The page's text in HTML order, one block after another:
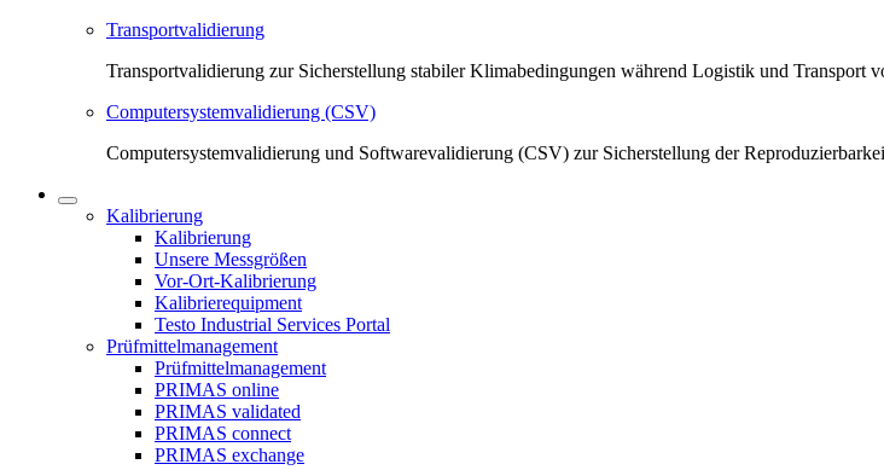
Transportvalidierung
Transportvalidierung zur Sicherstellung stabiler Klimabedingungen während Logistik und Transport
Computersystemvalidierung (CSV)
Computersystemvalidierung und Softwarevalidierung (CSV) zur Sicherstellung der
Kalibrierung
Kalibrierung
Unsere Messgrößen
Vor-Ort-Kalibrierung
Kalibrierequipment
Testo Industrial Services Portal
Prüfmittelmanagement
Prüfmittelmanagement
PRIMAS online
PRIMAS validated
PRIMAS connect
PRIMAS exchange